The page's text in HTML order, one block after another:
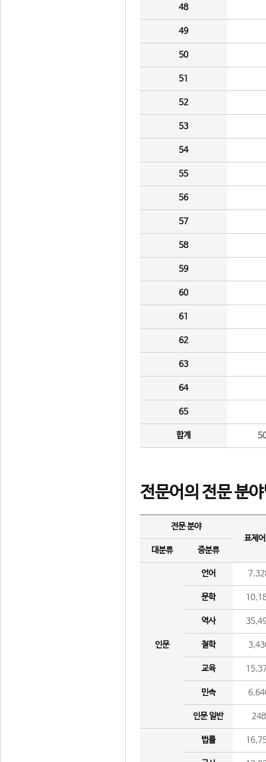
48
49
50
51
52
53
54
55
56
57
58
59
60
61
62
63
64
65
합계
전문어의 전문 분
전문 분야
표제
대분류
중분류
인문
언어
문학
역사
철학
교육
민속
인문 일반 248
법률